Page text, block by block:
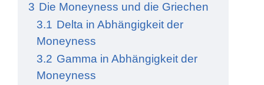
3 Die Moneyness und die Griechen
3.1 Delta in Abhängigkeit der
Moneyness
3.2 Gamma in Abhängigkeit der
Moneyness